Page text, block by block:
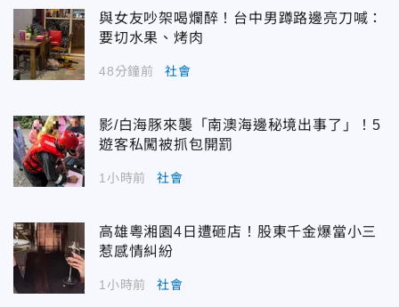
與女友吵架喝爛醉！台中男蹲路邊亮刀喊：
要切水果、烤肉
48分鐘前 社會
影/白海豚來襲「南澳海邊秘境出事了」！5
遊客私闖被抓包開罰
1小時前 社會
高雄粵湘園4日遭砸店！股東千金爆當小三
惹感情糾紛
1小時前 社會